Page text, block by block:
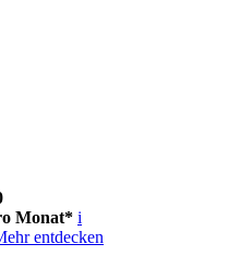
Monat* i
entdecken